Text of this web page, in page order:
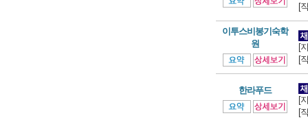
[
이투스비봉기숙학
원
[
[
한라푸드
[
[